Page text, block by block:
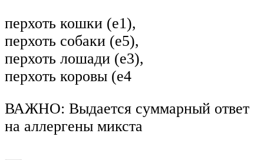
перхоть кошки (е1),
перхоть собаки (е5),
перхоть лошади (е3),
перхоть коровы (е4
ВАЖНО: Выдается суммарный ответ
на аллергены микста